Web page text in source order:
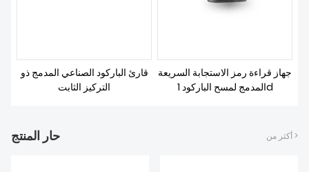
قارئ الباركود الصناعي المدمج ذو
التركيز الثابت
جهاز قراءة رمز الاستجابة السريعة
المدمج لمسح الباركود 1d
حار المنتج أكثر من >